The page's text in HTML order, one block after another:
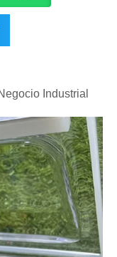
Industrial